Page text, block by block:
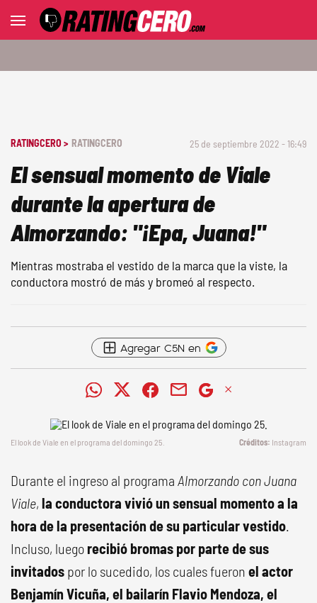
RATINGCERO > RATINGCERO 25 de septiembre 2022 - 16:49
El sensual momento de Viale
durante la apertura de
Almorzando: "¡Epa, Juana!"
Mientras mostraba el vestido de la marca que la viste, la
conductora mostró de más y bromeó al respecto.
Agregar C5N en
El look de Viale en el programa del domingo 25. Instagram
Durante el ingreso al programa Almorzando con Juana
Viale, la conductora vivió un sensual momento a la
hora de la presentación de su particular vestido.
Incluso, luego recibió bromas por parte de sus
invitados por lo sucedido, los cuales fueron el actor
Benjamín Vicuña, el bailarín Flavio Mendoza, el